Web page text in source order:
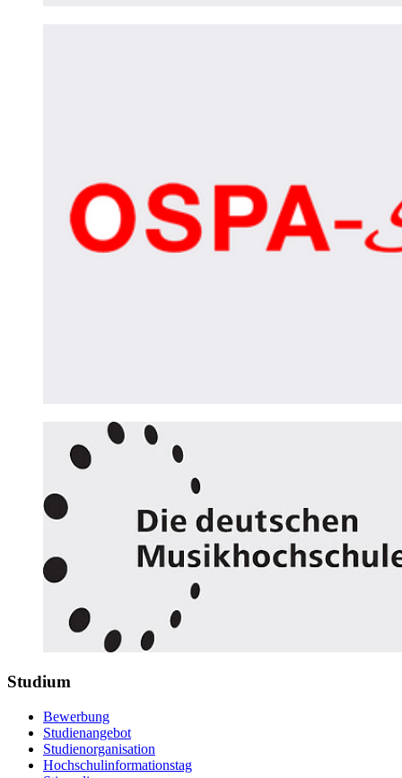
Studium
Bewerbung
Studienangebot
Studienorganisation
Hochschulinformationstag